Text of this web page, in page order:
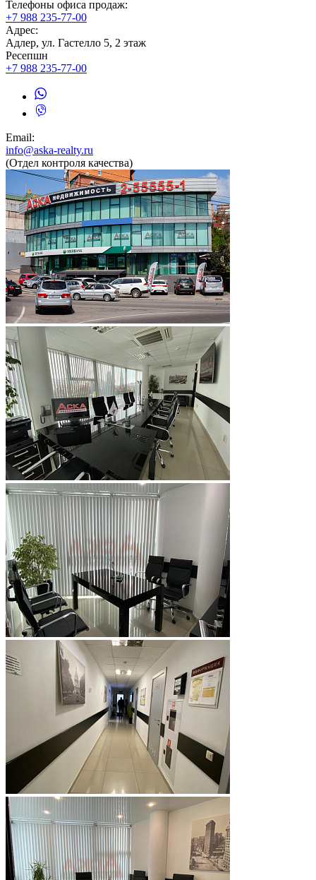
Телефоны офиса продаж:
+7 988 235-77-00
Адрес:
Адлер, ул. Гастелло 5, 2 этаж
Ресепшн
+7 988 235-77-00
Email:
info@aska-realty.ru
(Отдел контроля качества)